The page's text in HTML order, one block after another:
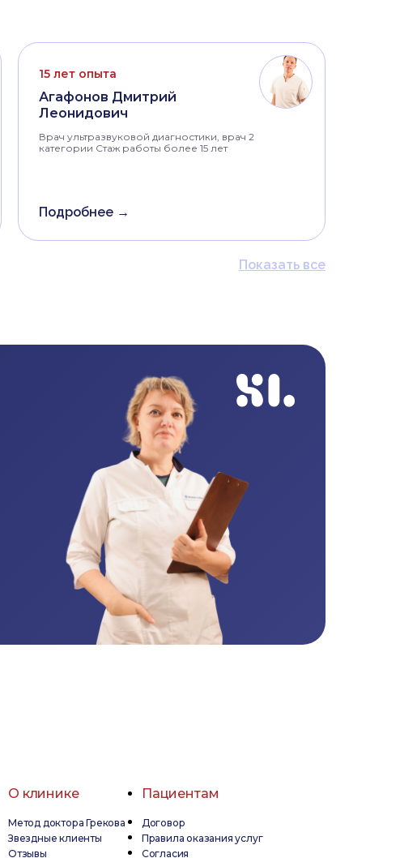
15 лет опыта
Агафонов Дмитрий
Леонидович
Врач ультразвуковой диагностики, врач 2
категории Стаж работы более 15 лет
Подробнее →
Показать все
О клинике
Метод доктора Грекова
Звездные клиенты
Отзывы
Пациентам
Договор
Правила оказания услуг
Согласия